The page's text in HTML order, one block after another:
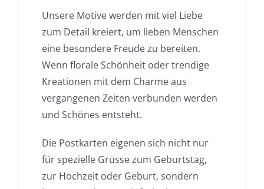
Unsere Motive werden mit viel Liebe
zum Detail kreiert, um lieben Menschen
eine besondere Freude zu bereiten.
Wenn florale Schönheit oder trendige
Kreationen mit dem Charme aus
vergangenen Zeiten verbunden werden
und Schönes entsteht.
Die Postkarten eigenen sich nicht nur
für spezielle Grüsse zum Geburtstag,
zur Hochzeit oder Geburt, sondern